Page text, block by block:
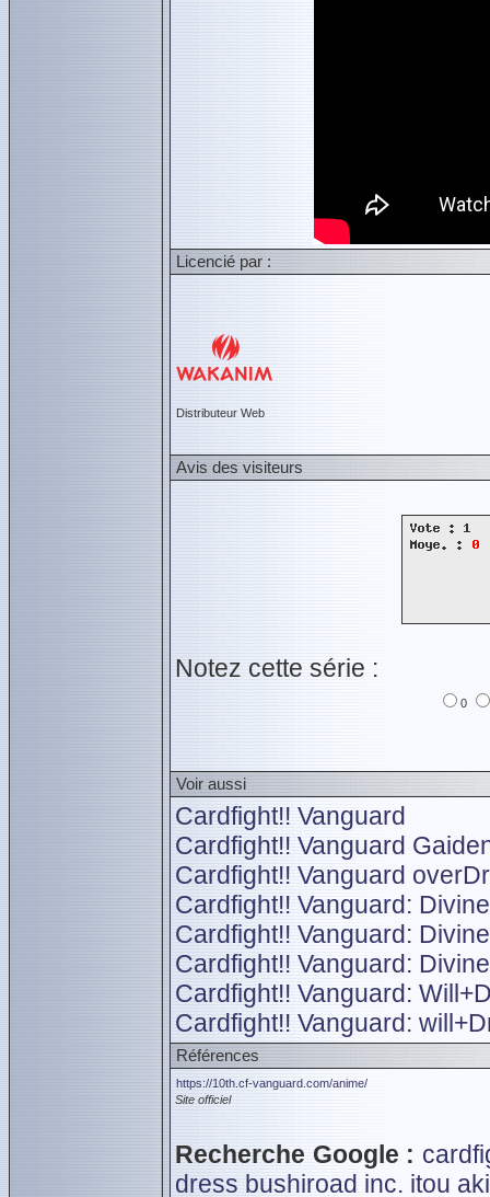
Licencié par :
Distributeur Web
Avis des visiteurs
Notez cette série :
0
Voir aussi
Cardfight!! Vanguard
Cardfight!! Vanguard
Cardfight!! Vanguard
Cardfight!! Vanguard:
Cardfight!! Vanguard:
Cardfight!! Vanguard:
Cardfight!! Vanguard:
Cardfight!! Vanguard:
Références
https://10th.cf-vanguard.com/anime/
Site officiel
Recherche Google :
dress bushiroad inc. itou